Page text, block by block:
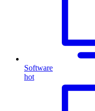
Software
hot